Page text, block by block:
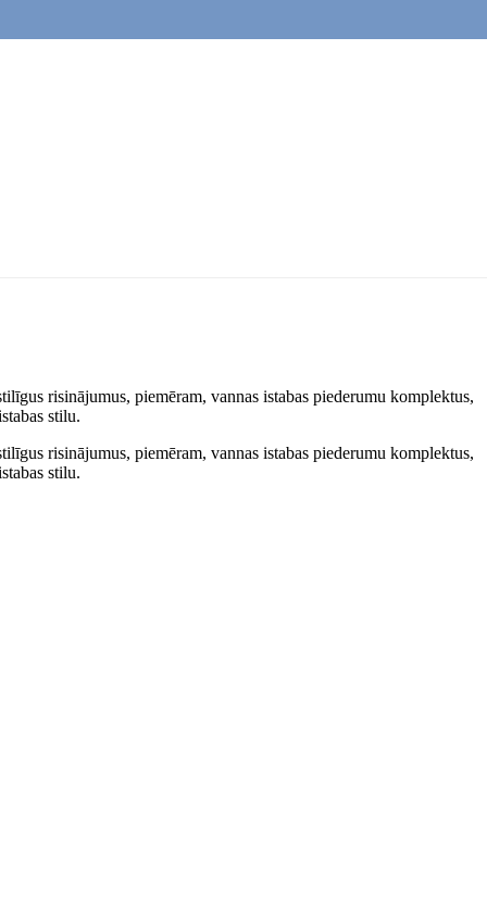
risinājumus, piemēram, vannas istabas piederumu komplektus,
stilu.
risinājumus, piemēram, vannas istabas piederumu komplektus,
stilu.